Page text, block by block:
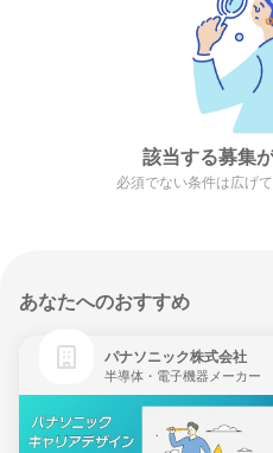
該当する募集
必須でない条件は広げ
あなたへのおすすめ
パナソニック株式会社
半導体・電子機器メーカー